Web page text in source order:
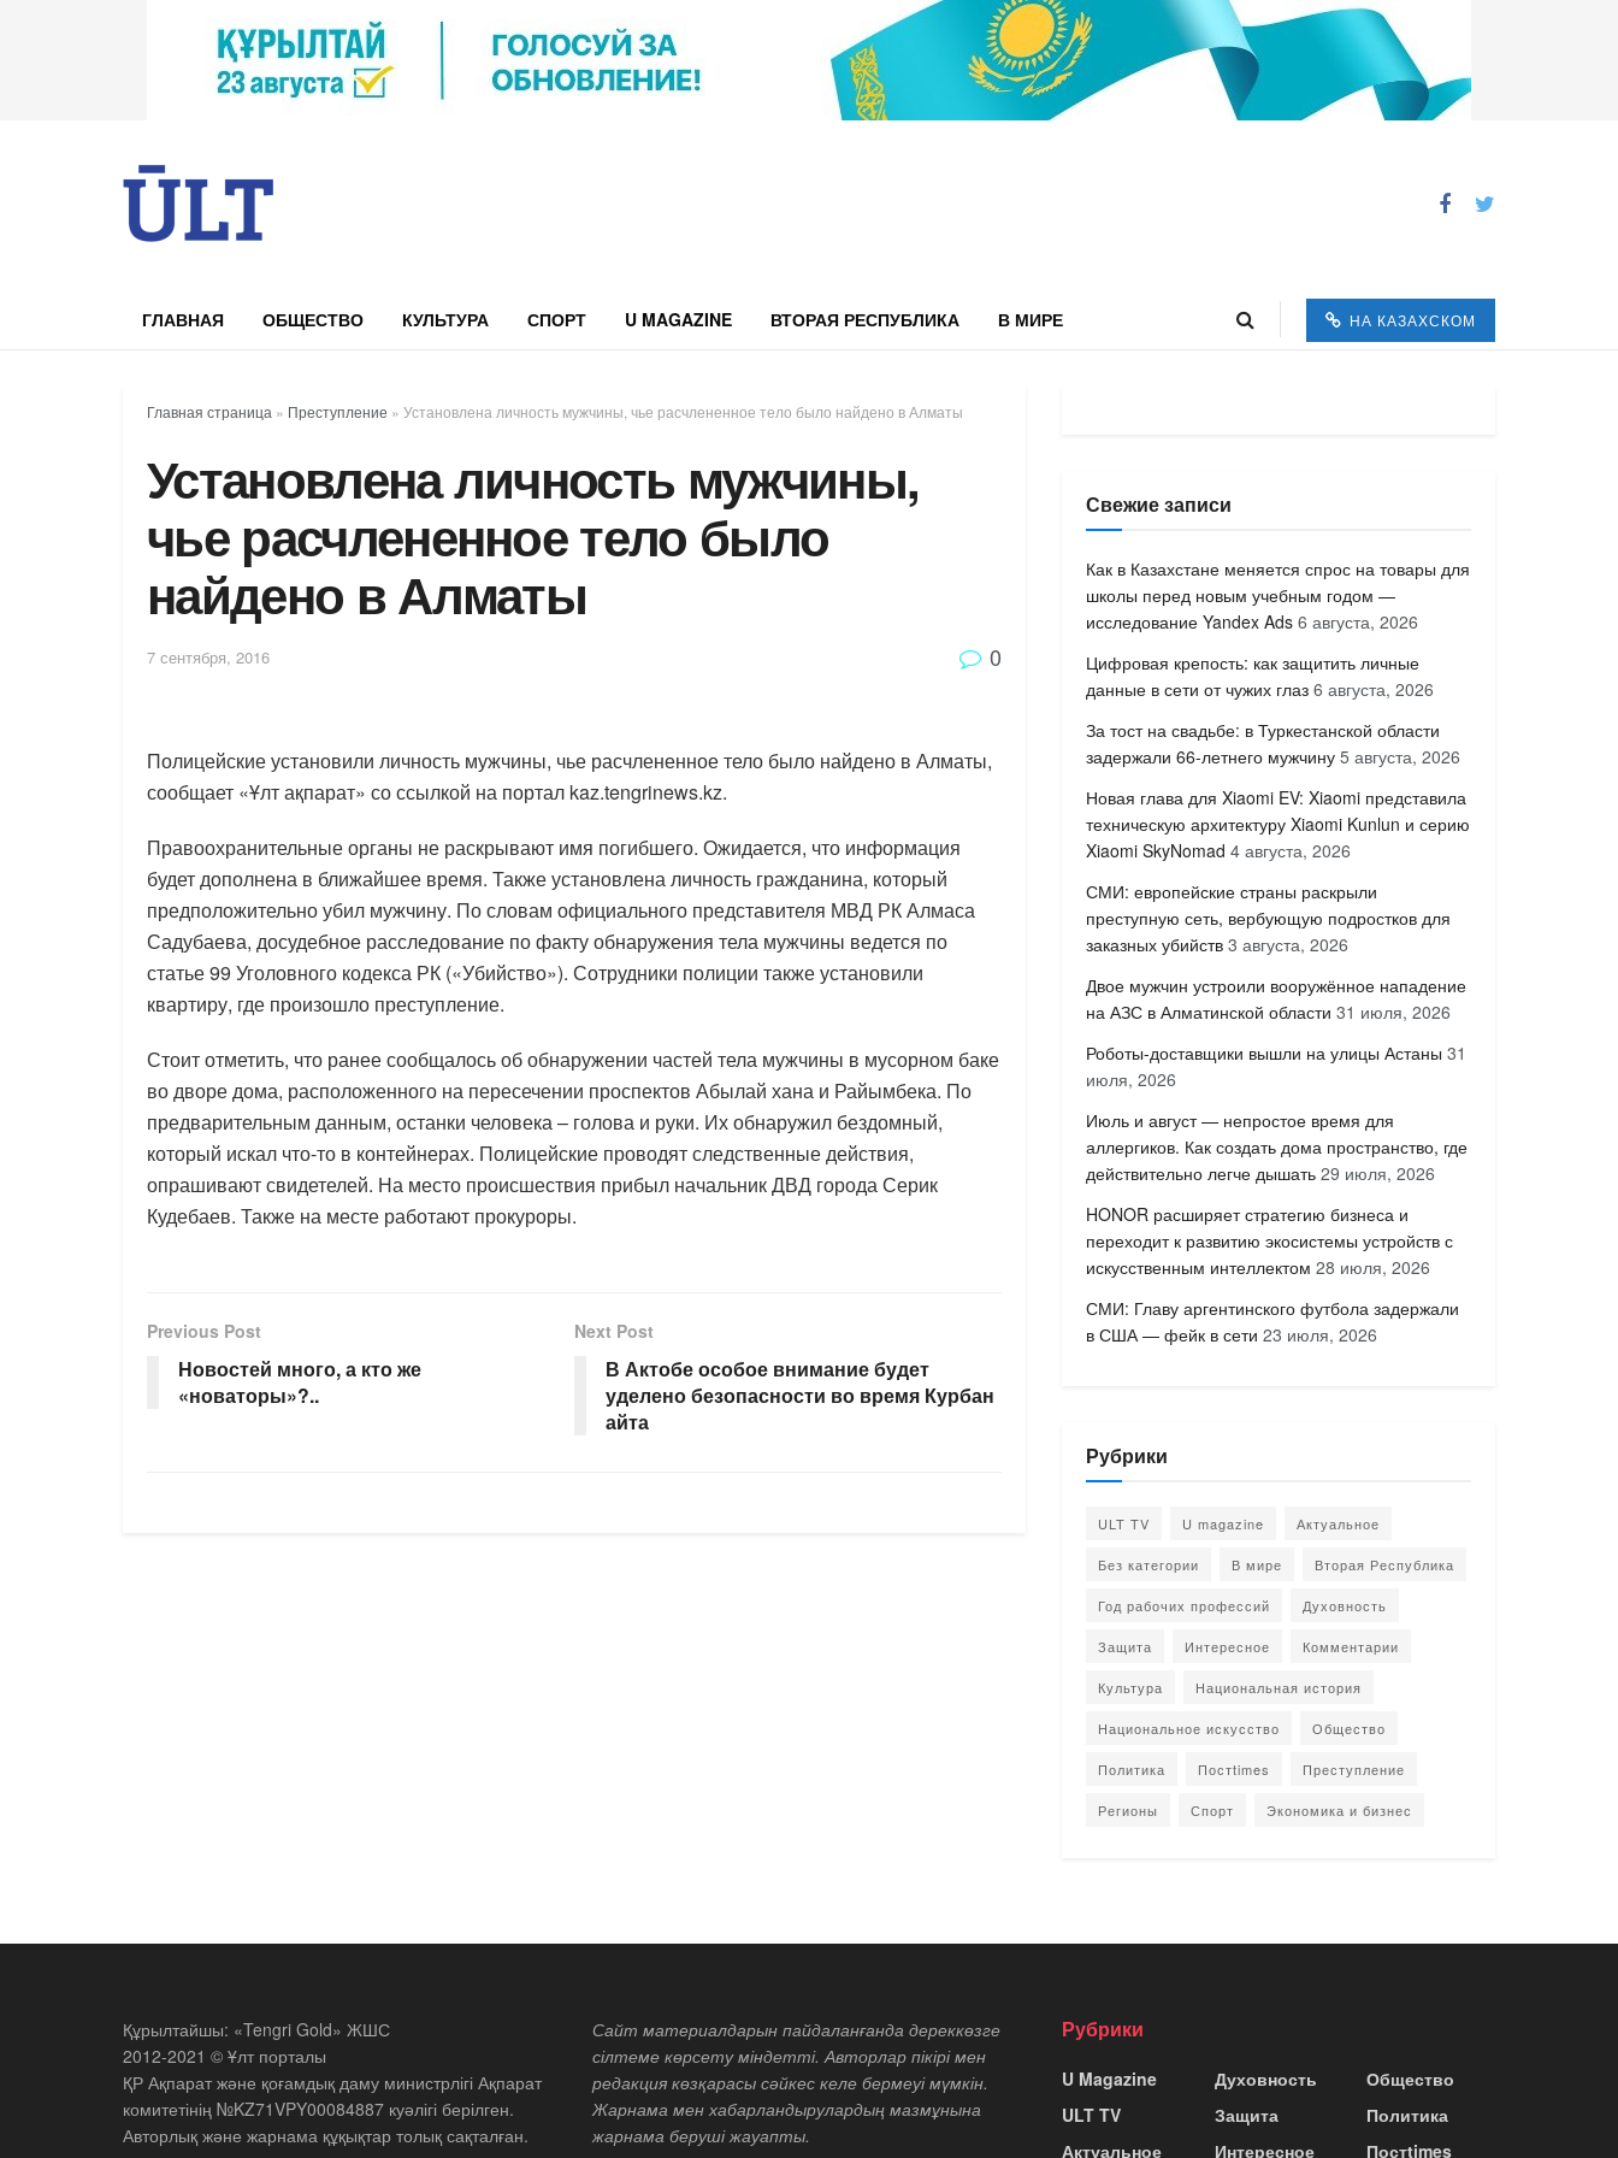
ГЛАВНАЯ ОБЩЕСТВО КУЛЬТУРА СПОРТ U MAGAZINE ВТОРАЯ РЕСПУБЛИКА В МИРЕ НА КАЗАХСКОМ
Главная страница » Преступление » Установлена личность мужчины, чье расчлененное тело было найдено в Алматы
Установлена личность мужчины,
чье расчлененное тело было
найдено в Алматы
7 сентября, 2016 0
Полицейские установили личность мужчины, чье расчлененное тело было найдено в Алматы,
сообщает «Ұлт ақпарат» со ссылкой на портал kaz.tengrinews.kz.
Правоохранительные органы не раскрывают имя погибшего. Ожидается, что информация
будет дополнена в ближайшее время. Также установлена личность гражданина, который
предположительно убил мужчину. По словам официального представителя МВД РК Алмаса
Садубаева, досудебное расследование по факту обнаружения тела мужчины ведется по
статье 99 Уголовного кодекса РК («Убийство»). Сотрудники полиции также установили
квартиру, где произошло преступление.
Стоит отметить, что ранее сообщалось об обнаружении частей тела мужчины в мусорном баке
во дворе дома, расположенного на пересечении проспектов Абылай хана и Райымбека. По
предварительным данным, останки человека – голова и руки. Их обнаружил бездомный,
который искал что-то в контейнерах. Полицейские проводят следственные действия,
опрашивают свидетелей. На место происшествия прибыл начальник ДВД города Серик
Кудебаев. Также на месте работают прокуроры.
Previous Post
Новостей много, а кто же
«новаторы»?..
Next Post
В Актобе особое внимание будет
уделено безопасности во время Курбан
айта
Свежие записи
Как в Казахстане меняется спрос на товары для
школы перед новым учебным годом —
исследование Yandex Ads 6 августа, 2026
Цифровая крепость: как защитить личные
данные в сети от чужих глаз 6 августа, 2026
За тост на свадьбе: в Туркестанской области
задержали 66-летнего мужчину 5 августа, 2026
Новая глава для Xiaomi EV: Xiaomi представила
техническую архитектуру Xiaomi Kunlun и серию
Xiaomi SkyNomad 4 августа, 2026
СМИ: европейские страны раскрыли
преступную сеть, вербующую подростков для
заказных убийств 3 августа, 2026
Двое мужчин устроили вооружённое нападение
на АЗС в Алматинской области 31 июля, 2026
Роботы-доставщики вышли на улицы Астаны 31
июля, 2026
Июль и август — непростое время для
аллергиков. Как создать дома пространство, где
действительно легче дышать 29 июля, 2026
HONOR расширяет стратегию бизнеса и
переходит к развитию экосистемы устройств с
искусственным интеллектом 28 июля, 2026
СМИ: Главу аргентинского футбола задержали
в США — фейк в сети 23 июля, 2026
Рубрики
ULT TV U magazine Актуальное
Без категории В мире Вторая Республика
Год рабочих профессий Духовность
Защита Интересное Комментарии
Культура Национальная история
Национальное искусство Общество
Политика Постtimes Преступление
Регионы Спорт Экономика и бизнес
Құрылтайшы: «Tengri Gold» ЖШС
2012-2021 © Ұлт порталы
ҚР Ақпарат және қоғамдық даму министрлігі Ақпарат
комитетінің №KZ71VPY00084887 куәлігі берілген.
Авторлық және жарнама құқықтар толық сақталған.
Сайт материалдарын пайдаланғанда дереккөзге
сілтеме көрсету міндетті. Авторлар пікірі мен
редакция көзқарасы сәйкес келе бермеуі мүмкін.
Жарнама мен хабарландырулардың мазмұнына
жарнама беруші жауапты.
Рубрики
U Magazine
ULT TV
Актуальное
Духовность
Защита
Интересное
Общество
Политика
Постtimes